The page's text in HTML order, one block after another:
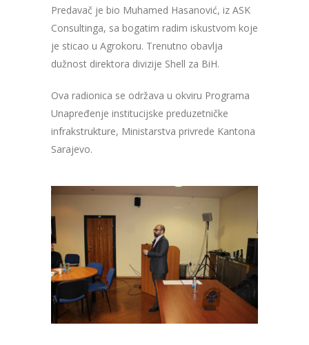
Predavač je bio Muhamed Hasanović, iz ASK
Consultinga, sa bogatim radim iskustvom koje
je sticao u Agrokoru. Trenutno obavlja
dužnost direktora divizije Shell za BiH.
Ova radionica se održava u okviru Programa
Unapređenje institucijske preduzetničke
infrakstrukture, Ministarstva privrede Kantona
Sarajevo.